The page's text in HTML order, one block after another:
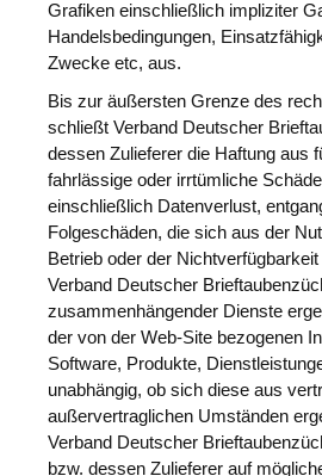
Grafiken einschließlich impliziter
Handelsbedingungen,
Zwecke etc, aus.
Bis zur äußersten Grenze des
schließt Verband Deutscher
dessen Zulieferer die Haftung aus
fahrlässige oder irrtümliche
einschließlich Datenverlust,
Folgeschäden, die sich aus der
Betrieb oder der
Verband Deutscher
zusammenhängender Dienste
der von der Web-Site bezogenen
Software, Produkte,
unabhängig, ob sich diese aus
außervertraglichen Umständen
Verband Deutscher
bzw. dessen Zulieferer auf